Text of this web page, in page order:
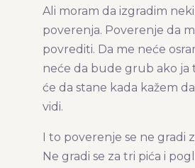
Ali moram da izgradim
poverenja. Poverenje da
povrediti. Da me neće
neće da bude grub ako ja
će da stane kada kažem
vidi.
I to poverenje se ne gradi
Ne gradi se za tri pića i